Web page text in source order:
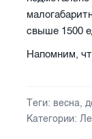
свыше 1500
Напомним,
Теги: весна,
Категории: